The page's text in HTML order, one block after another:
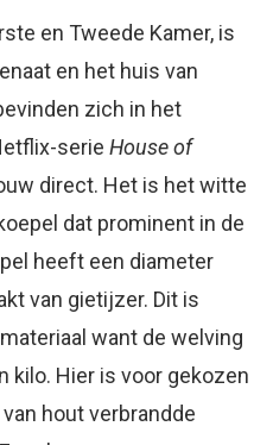
en Tweede Kamer, is
en het huis van
zich in het
serie House of
direct. Het is het witte
dat prominent in de
heeft een diameter
van gietijzer. Dit is
want de welving
kilo. Hier is voor gekozen
hout verbrandde